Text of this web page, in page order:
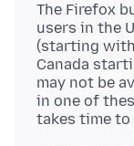
The Firefox
users in the
(starting with
Canada
may not be
in one of